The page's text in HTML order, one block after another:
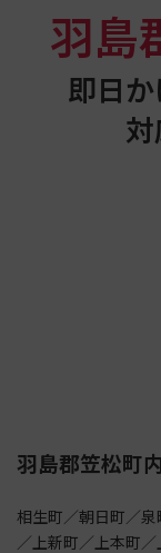
羽島
即日
対
羽島郡笠松町
相生町／朝日町／
／上新町／上本町